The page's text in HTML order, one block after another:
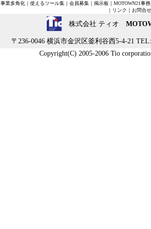
事業多角化｜ 使えるツール集｜ 会員募集｜ 掲示板 ｜ MOTOWN21事
｜ リンク ｜ お問合せ
株式会社 ティオ
〒236-0046 横浜市金沢区釜利谷西5-4-21
Copyright(C) 2005-2006 Tio